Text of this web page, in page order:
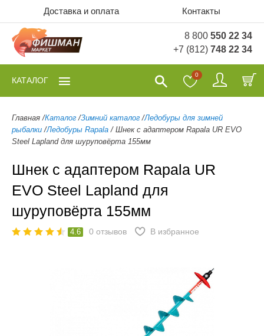
Доставка и оплата Контакты
8 800 550 22 34
+7 (812) 748 22 34
0
КАТАЛОГ
Главная /Каталог /Зимний каталог /Ледобуры для зимней
рыбалки /Ледобуры Rapala / Шнек с адаптером Rapala UR EVO
Steel Lapland для шуруповёрта 155мм
Шнек с адаптером Rapala UR
EVO Steel Lapland для
шуруповёрта 155мм
4.6 0 отзывов В избранное